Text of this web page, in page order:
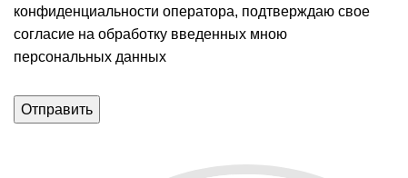
конфиденциальности оператора, подтверждаю свое
согласие на обработку введенных мною
персональных данных